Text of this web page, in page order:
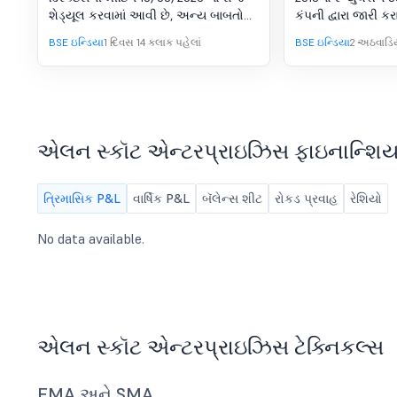
મીટિંગની સૂચના.
શેડ્યૂલ કરવામાં આવી છે, અન્ય બાબતોની
સાથે, 1 ને ધ્યાનમાં લેવા અને મંજૂરી આપવા
માટે. 30 જૂન, 2026 ના રોજ સમાપ્ત થયેલ
ત્રિમાસિક માટે ઑડિટ ન કરેલ
BSE ઇન્ડિયા1 દિવસ 14 કલાક પહેલાં
કંપની દ્વારા જારી
એન્ટરપ્રાઇઝિસ
મેન્ટર તરીકે શ્રી
નિમણૂક કરે છે"
કંપનીની વેબસાઇટ
કરાવવામાં આવશે.
લો અને BSE પોર્ટલ
સંલગ્ન પ્રેસ રિલીઝ
BSE ઇન્ડિયા2
એલન સ્કૉટ એન્ટરપ્રાઇઝિસ
ત્રિમાસિક P&L વાર્ષિક P&L બૅલેન્સ શીટ રોકડ પ્રવાહ રેશિયો
No data available.
એલન સ્કૉટ એન્ટરપ્રાઇઝિસ ટેક્નિકલ્સ